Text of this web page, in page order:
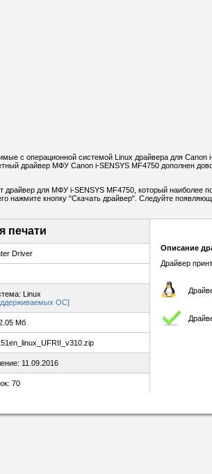
с операционной системой Linux драйвера для
драйвер МФУ Canon i-SENSYS MF4750 дополнен
драйвер для МФУ i-SENSYS MF4750, который наиболее
нажмите кнопку "Скачать драйвер". Следуйте
печати
Driver
Linux
ОС]
Мб
11.09.2016
70
Описание
Драйвер